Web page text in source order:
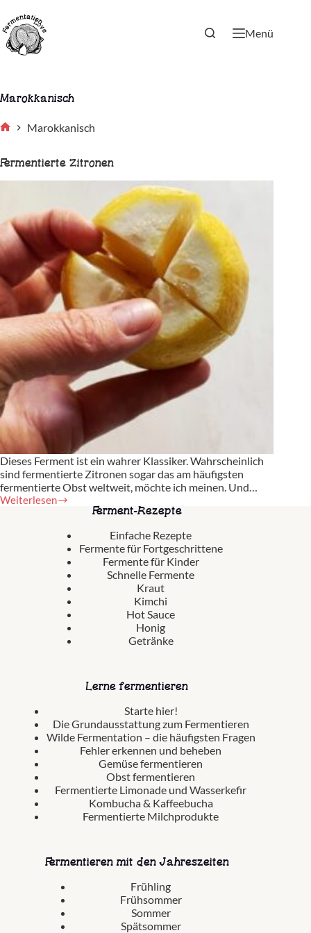
Inhalt
springen
Menü
Marokkanisch
Marokkanisch
Fermentierte Zitronen
Dieses Ferment ist ein wahrer Klassiker. Wahrscheinlich
sind fermentierte Zitronen sogar das am häufigsten
fermentierte Obst weltweit, möchte ich meinen. Und…
Weiterlesen
Fermentierte
Ferment-Rezepte
Einfache Rezepte
Fermente für Fortgeschrittene
Fermente für Kinder
Schnelle Fermente
Kraut
Kimchi
Hot Sauce
Honig
Getränke
Lerne fermentieren
Starte hier!
Die Grundausstattung zum Fermentieren
Wilde Fermentation – die häufigsten Fragen
Fehler erkennen und beheben
Gemüse fermentieren
Obst fermentieren
Fermentierte Limonade und Wasserkefir
Kombucha & Kaffeebucha
Fermentierte Milchprodukte
Fermentieren mit den Jahreszeiten
Frühling
Frühsommer
Sommer
Spätsommer